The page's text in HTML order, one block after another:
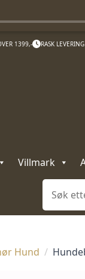
1399,- RASK LEVERING
Villmark
Søk
Hund